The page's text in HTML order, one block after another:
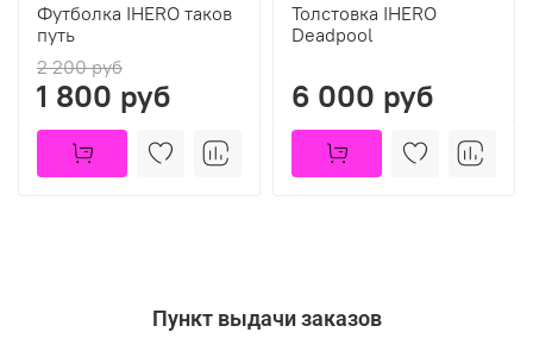
Футболка IHERO таков
путь
2 200 руб
1 800 руб
Толстовка IHERO
Deadpool
6 000 руб
Пункт выдачи заказов